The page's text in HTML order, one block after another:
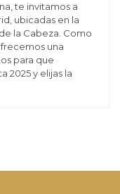
te invitamos a
ubicadas en la
la Cabeza. Como
una
para que
2025 y elijas la